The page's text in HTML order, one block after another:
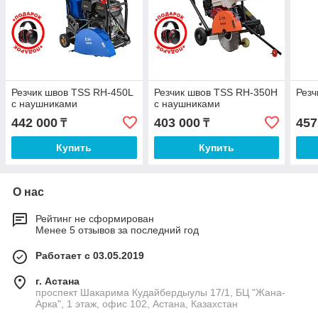
Резчик швов TSS RH-450L
с наушниками
442 000 ₸
Купить
Резчик швов TSS RH-350H
с наушниками
403 000₸
Купить
О нас
Рейтинг не сформирован
Менее 5 отзывов за последний год
Работает с 03.05.2019
г. Астана
проспект Шакарима Кудайбердыулы 17/1, БЦ "Жана-
Арка", 1 этаж, офис 102, Астана, Казахстан